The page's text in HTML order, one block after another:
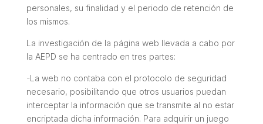
personales, su finalidad y el periodo de retención de
los mismos.
La investigación de la página web llevada a cabo por
la AEPD se ha centrado en tres partes:
-La web no contaba con el protocolo de seguridad
necesario, posibilitando que otros usuarios puedan
interceptar la información que se transmite al no estar
encriptada dicha información. Para adquirir un juego